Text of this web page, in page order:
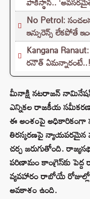
No Petrol: సంచలన
ఇన్సురెన్స్ లేకపోతే
Kangana
రనౌత్ ఏమన్నారంటే..!
మీనాక్షి నటరాజన్
ఎన్నికల రాజకీయ
ఈ అంశంపై అధికారికంగా
తిరస్కరణపై
చర్చ జరుగుతోంది.
పరిణామం కాంగ్రెస్‌కు
వ్యవహారం రాబోయే
అవకాశం ఉంది.